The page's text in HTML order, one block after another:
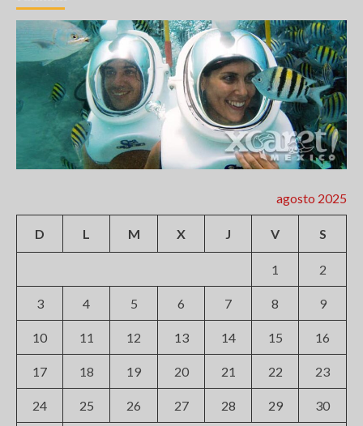
agosto 2025
D L M X J V S
1 2
3 4 5 6 7 8 9
10 11 12 13 14 15 16
17 18 19 20 21 22 23
24 25 26 27 28 29 30